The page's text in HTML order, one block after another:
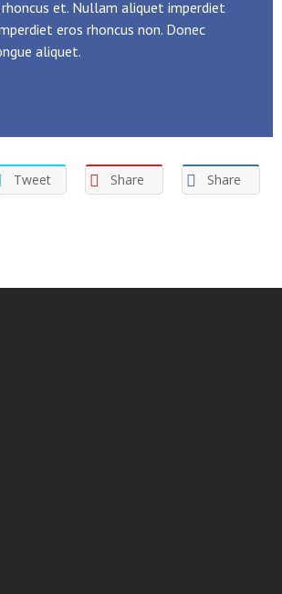
et. Nullam aliquet imperdiet
eros rhoncus non. Donec
aliquet.
Tweet Share Share